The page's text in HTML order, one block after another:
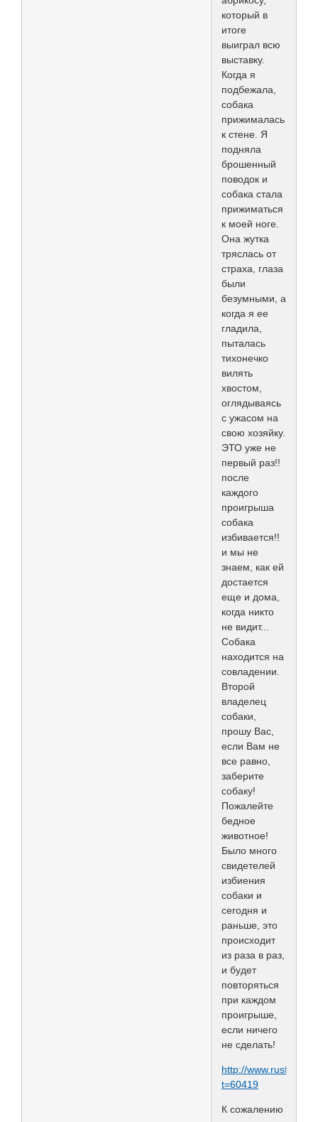
который в
итоге
выиграл всю
выставку.
Когда я
подбежала,
собака
прижималась
к стене. Я
подняла
брошенный
поводок и
собака стала
прижиматься
к моей ноге.
Она жутка
тряслась от
страха, глаза
были
безумными, а
когда я ее
гладила,
пыталась
тихонечко
вилять
хвостом,
оглядываясь
с ужасом на
свою хозяйку.
ЭТО уже не
первый раз!!
после
каждого
проигрыша
собака
избивается!!
и мы не
знаем, как ей
достается
еще и дома,
когда никто
не видит...
Собака
находится на
совладении.
Второй
владелец
собаки,
прошу Вас,
если Вам не
все равно,
заберите
собаку!
Пожалейте
бедное
животное!
Было много
свидетелей
избиения
собаки и
сегодня и
раньше, это
происходит
из раза в раз,
и будет
повторяться
при каждом
проигрыше,
если ничего
не сделать!
http://
t=60419
К сожалению